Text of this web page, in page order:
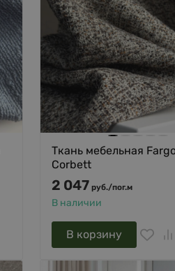
Ткань мебельная
Corbett
2 047 руб./пог.м
В наличии
В корзину